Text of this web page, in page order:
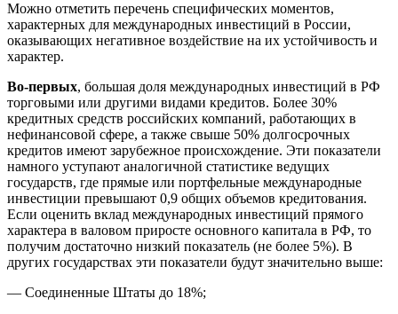
Можно отметить перечень специфических моментов,
характерных для международных инвестиций в России,
оказывающих негативное воздействие на их устойчивость и
характер.
Во-первых, большая доля международных инвестиций в РФ
торговыми или другими видами кредитов. Более 30%
кредитных средств российских компаний, работающих в
нефинансовой сфере, а также свыше 50% долгосрочных
кредитов имеют зарубежное происхождение. Эти показатели
намного уступают аналогичной статистике ведущих
государств, где прямые или портфельные международные
инвестиции превышают 0,9 общих объемов кредитования.
Если оценить вклад международных инвестиций прямого
характера в валовом приросте основного капитала в РФ, то
получим достаточно низкий показатель (не более 5%). В
других государствах эти показатели будут значительно выше:
— Соединенные Штаты до 18%;